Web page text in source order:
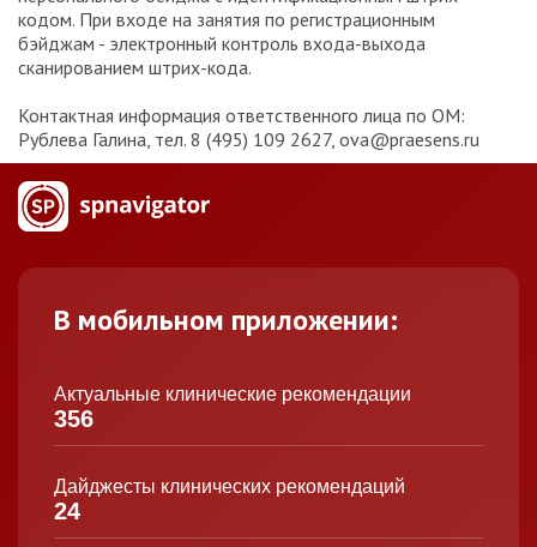
кодом. При входе на занятия по регистрационным
бэйджам - электронный контроль входа-выхода
сканированием штрих-кода.
Контактная информация ответственного лица по ОМ:
Рублева Галина, тел. 8 (495) 109 2627, ova@praesens.ru
В мобильном приложении:
Актуальные клинические рекомендации
356
Дайджесты клинических рекомендаций
24